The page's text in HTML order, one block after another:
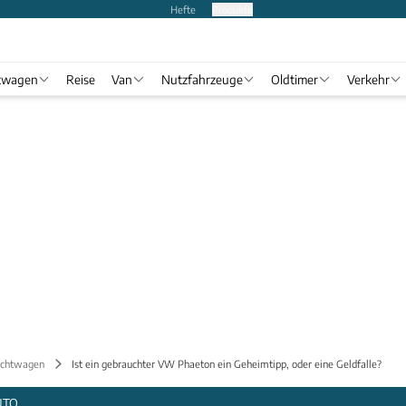
Hefte
Reise Van Nutzfahrzeuge Oldtimer Verkehr
Ist ein gebrauchter VW Phaeton ein Geheimtipp, oder eine Geldfalle?